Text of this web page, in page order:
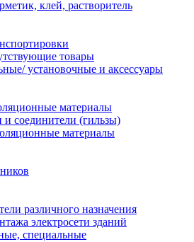
клей, растворитель
товары
установочные и аксессуары
материалы
соединители (гильзы)
материалы
различного назначения
электросети зданий
специальные